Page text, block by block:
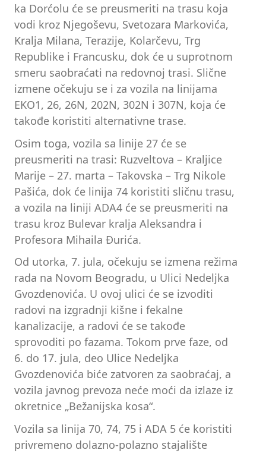
ka Dorćolu će se preusmeriti na trasu koja
vodi kroz Njegoševu, Svetozara Markovića,
Kralja Milana, Terazije, Kolarčevu, Trg
Republike i Francusku, dok će u suprotnom
smeru saobraćati na redovnoj trasi. Slične
izmene očekuju se i za vozila na linijama
EKO1, 26, 26N, 202N, 302N i 307N, koja će
takođe koristiti alternativne trase.
Osim toga, vozila sa linije 27 će se
preusmeriti na trasi: Ruzveltova – Kraljice
Marije – 27. marta – Takovska – Trg Nikole
Pašića, dok će linija 74 koristiti sličnu trasu,
a vozila na liniji ADA4 će se preusmeriti na
trasu kroz Bulevar kralja Aleksandra i
Profesora Mihaila Đurića.
Od utorka, 7. jula, očekuju se izmena režima
rada na Novom Beogradu, u Ulici Nedeljka
Gvozdenovića. U ovoj ulici će se izvoditi
radovi na izgradnji kišne i fekalne
kanalizacije, a radovi će se takođe
sprovoditi po fazama. Tokom prve faze, od
6. do 17. jula, deo Ulice Nedeljka
Gvozdenovića biće zatvoren za saobraćaj, a
vozila javnog prevoza neće moći da izlaze iz
okretnice „Bežanijska kosa“.
Vozila sa linija 70, 74, 75 i ADA 5 će koristiti
privremeno dolazno-polazno stajalište